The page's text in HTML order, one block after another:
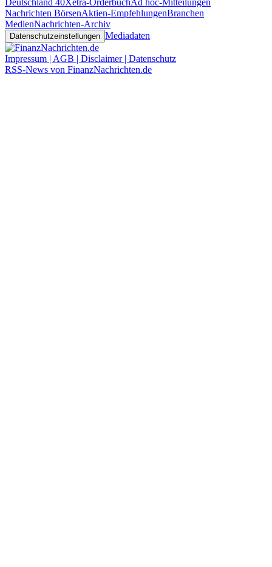
Deutschland 40Xetra-OrderbuchAd hoc-Mitteilungen
Nachrichten BörsenAktien-EmpfehlungenBranchen
MedienNachrichten-Archiv
Datenschutzeinstellungen Mediadaten
Impressum | AGB | Disclaimer | Datenschutz
RSS-News von FinanzNachrichten.de